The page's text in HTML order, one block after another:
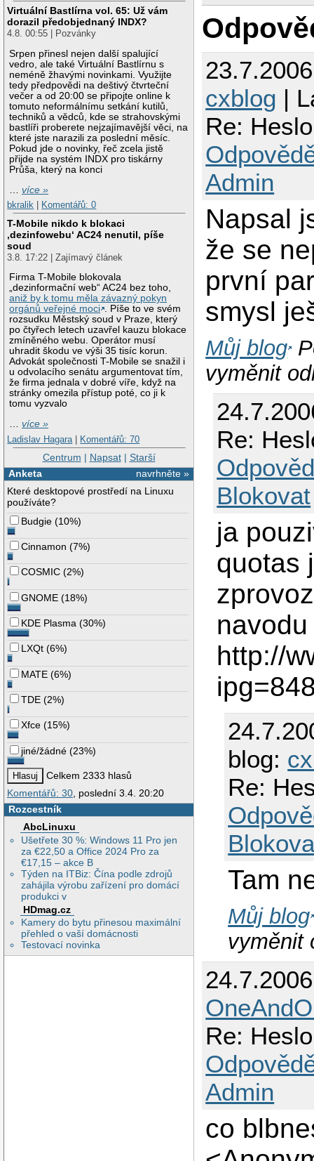
Virtuální Bastlírna vol. 65: Už vám
dorazil předobjednaný INDX?
4.8. 00:55 | Pozvánky
Srpen přinesl nejen další spalující
vedro, ale také Virtuální Bastlírnu s
neméně žhavými novinkami. Využijte
tedy předpovědi na deštivý čtvrteční
večer a od 20:00 se připojte online k
tomuto neformálnímu setkání kutilů,
techniků a vědců, kde se strahovskými
bastlíři proberete nejzajímavější věci, na
které jste narazili za poslední měsíc.
Pokud jde o novinky, řeč zcela jistě
přijde na systém INDX pro tiskárny
Průša, který na konci
…více »
bkralik
Komentářů: 0
T-Mobile nikdo k blokaci
‚dezinfowebu‘ AC24 nenutil, píše
soud
3.8. 17:22 | Zajímavý článek
Firma T-Mobile blokovala
„dezinformační web“ AC24 bez toho,
aniž by k tomu měla závazný pokyn
orgánů veřejné moci . Píše to ve svém
rozsudku Městský soud v Praze, který
po čtyřech letech uzavřel kauzu blokace
zmíněného webu. Operátor musí
uhradit škodu ve výši 35 tisíc korun.
Advokát společnosti T-Mobile se snažil i
u odvolacího senátu argumentovat tím,
že firma jednala v dobré víře, když na
stránky omezila přístup poté, co ji k
tomu vyzvalo
…více »
Ladislav Hagara | Komentářů: 70
Centrum | Napsat| Starší
navrhněte »
Anketa
Které desktopové prostředí na Linuxu
používáte?
Budgie (10%)
Cinnamon (7%)
COSMIC (2%)
GNOME (18%)
KDE Plasma (30%)
LXQt (6%)
MATE (6%)
TDE (2%)
Xfce (15%)
jiné/žádné (23%)
Celkem 2333 hlasů
Komentářů: 30, poslední 3.4. 20:20
Rozcestník
AbcLinuxu
Ušetřete 30 %: Windows 11 Pro jen
za €22,50 a Office 2024 Pro za
€17,15 – akce B
Týden na ITBiz: Čína podle zdrojů
zahájila výrobu zařízení pro domácí
produkci v
HDmag.cz
Kamery do bytu přinesou maximální
přehled o vaší domácnosti
Testovací novinka
cxblog |
Re:
Admin
Napsal
že se
první
smysl
Můj blog
vyměnit
Re:
Blokovat
ja
quotas
navodu
http://
blog:
Re:
Tam
Můj blog
vyměnit
Re:
Admin
co